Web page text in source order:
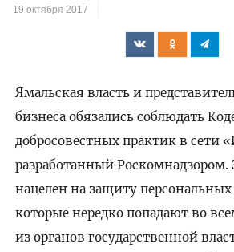
19 октября 2017
Ямальская власть и
бизнеса обязались соблюдать
добросовестных практик в сети
разработанный Роскомнадзором.
нацелен на защиту
которые нередко попадают во
из органов государственной